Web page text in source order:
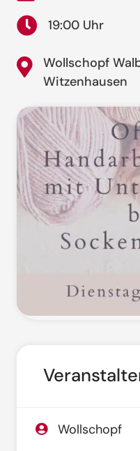
19:00 Uhr
Wollschopf
Witzenhausen
Wollschopf